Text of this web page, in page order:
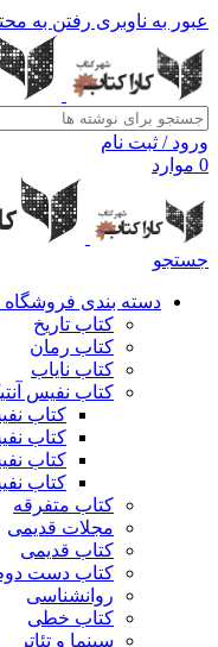
عبور به ناوبری رفتن به
ورود / ثبت نام
0 موارد
جستجو
دسته بندی فروشگاه
کتاب تاریخ
کتاب رمان
کتاب نایاب
کتاب نفیس
کتاب
کتاب
کتاب
کتاب
کتاب متفرقه
مجلات قدیمی
کتاب قدیمی
کتاب دست
روانشناسی
کتاب خطی
سینما و تئاتر